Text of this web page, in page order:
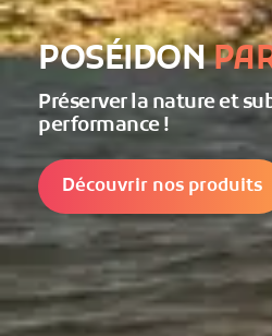
POSÉIDON
Préserver la nature et
performance !
Découvrir nos produits